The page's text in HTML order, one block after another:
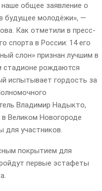
общее заявление о
будущее молодёжи», —
Как отметили в пресс-
спорта в России: 14 его
слон» признан лучшим в
стадионе рождаются
испытывает гордость за
Владимир Надыкто,
Великом Новогороде
для участников.
покрытием для
первые эстафеты